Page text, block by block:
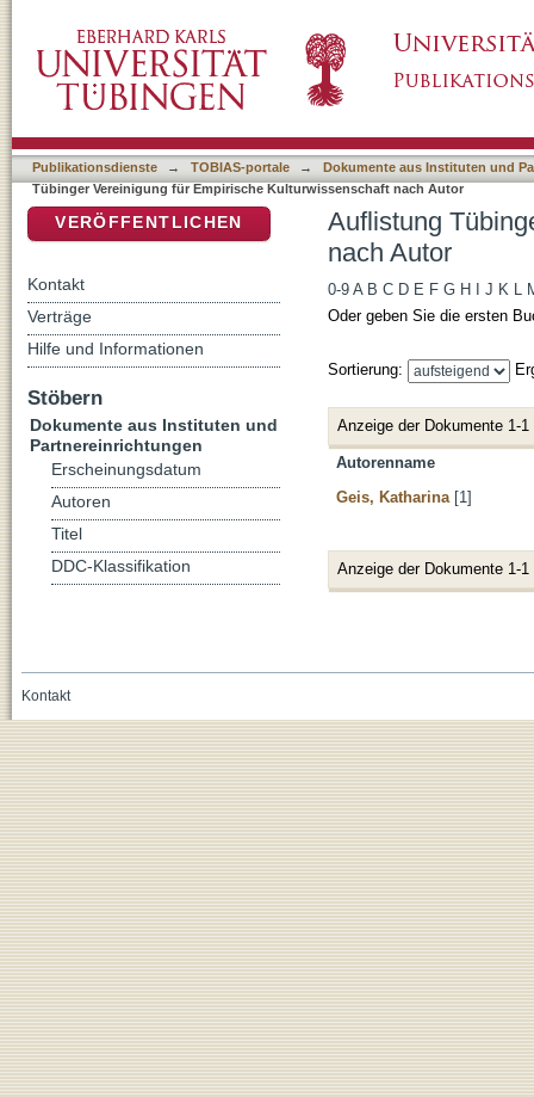
Publikationsdienste → TOBIAS-portale →
Dokumente aus Instituten und
Tübinger Vereinigung für Empirische Kulturwissenschaft nach Autor
Auflistung
nach Autor
0-9 A B C D E F G H J K L
Oder geben Sie die ersten
Sortierung:
Anzeige der Dokumente 1-1
Autorenname
Geis, Katharina [1]
Anzeige der Dokumente 1-1
VERÖFFENTLICHEN
Kontakt
Verträge
Hilfe und Informationen
Stöbern
Dokumente aus Instituten und
Partnereinrichtungen
Erscheinungsdatum
Autoren
Titel
DDC-Klassifikation
Kontakt